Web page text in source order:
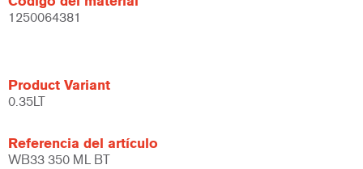
1250064381
Product Variant
0.35LT
Referencia del artículo
WB33 350 ML BT